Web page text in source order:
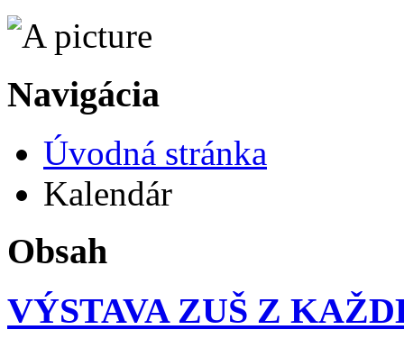
Navigácia
Úvodná stránka
Kalendár
Obsah
VÝSTAVA ZUŠ Z